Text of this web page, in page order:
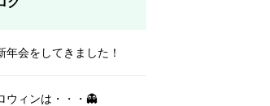
年会をしてきました！
ウィンは・・・👻